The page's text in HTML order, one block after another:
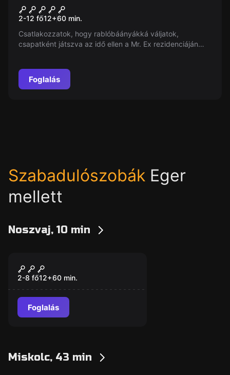
Safebreaker 2
2-12 fő12+60 min.
Csatlakozzatok, hogy rablóbáányákká váljatok,
csapatként játszva az idő ellen a Mr. Ex rezidenciáján
kalandra?
Foglalás
Szabadulószobák Eger
mellett
Noszvaj, 10 min
Mágikus Pince
2-8 fő12+60 min.
Foglalás
Miskolc, 43 min